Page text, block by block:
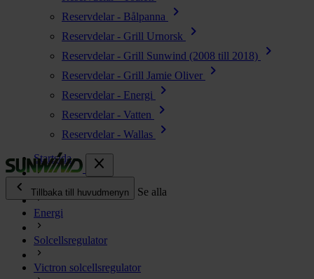
Reservdelar - Bålpanna chevron_right
Reservdelar - Grill Urnorsk chevron_right
Reservdelar - Grill Sunwind (2008 till 2018) chevron_right
Reservdelar - Grill Jamie Oliver chevron_right
Reservdelar - Energi chevron_right
Reservdelar - Vatten chevron_right
Reservdelar - Wallas
chevron_right
close
chevron_left
Tillbaka till huvudmenyn Se alla
Energi
Kök & Gasol chevron_right
Värme chevron_right
Startsida
Energi
Solcellsregulator
Victron solcellsregulator